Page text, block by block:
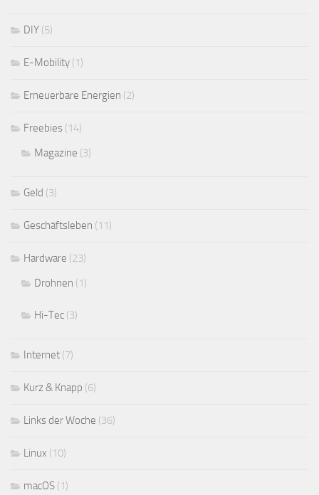
DIY (5)
E-Mobility (1)
Erneuerbare Energien (2)
Freebies (14)
Magazine (3)
Geld (3)
Geschäftsleben (11)
Hardware (23)
Drohnen (1)
Hi-Tec (3)
Internet (7)
Kurz & Knapp (6)
Links der Woche (36)
Linux (10)
macOS (1)